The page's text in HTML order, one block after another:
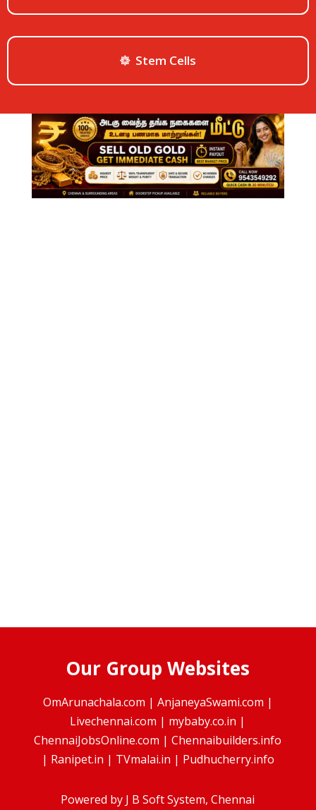
Stem Cells
Our Group Websites
OmArunachala.com | AnjaneyaSwami.com |
Livechennai.com | mybaby.co.in |
ChennaiJobsOnline.com |Chennaibuilders.info
| Ranipet.in | TVmalai.in | Pudhucherry.info
Powered by J B Soft System, Chennai